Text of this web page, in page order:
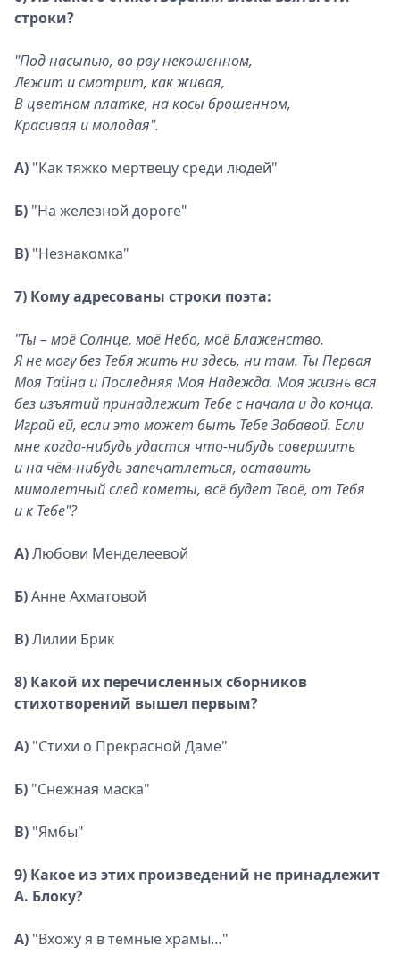
строки?
"Под насыпью, во рву некошенном,
Лежит и смотрит, как живая,
В цветном платке, на косы брошенном,
Красивая и молодая".
А) "Как тяжко мертвецу среди людей"
Б) "На железной дороге"
В) "Незнакомка"
7) Кому адресованы строки поэта:
"Ты – моё Солнце, моё Небо, моё Блаженство.
Я не могу без Тебя жить ни здесь, ни там. Ты Первая
Моя Тайна и Последняя Моя Надежда. Моя жизнь вся
без изъятий принадлежит Тебе с начала и до конца.
Играй ей, если это может быть Тебе Забавой. Если
мне когда-нибудь удастся что-нибудь совершить
и на чём-нибудь запечатлеться, оставить
мимолетный след кометы, всё будет Твоё, от Тебя
и к Тебе"?
А)Любови Менделеевой
Б)Анне Ахматовой
В)Лилии Брик
8) Какой их перечисленных сборников
стихотворений вышел первым?
А) "Стихи о Прекрасной Даме"
Б) "Снежная маска"
В) "Ямбы"
9) Какое из этих произведений не принадлежит
А. Блоку?
А) "Вхожу я в темные храмы…"